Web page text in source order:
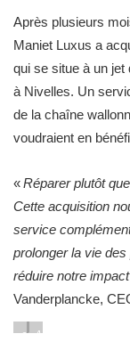
Après plusieurs
Maniet Luxus a
qui se situe à un jet
à Nivelles. Un
de la chaîne
voudraient en
«Réparer plutôt
Cette acquisition
service
prolonger la vie
réduire notre
Vanderplancke,
copyright
Allison